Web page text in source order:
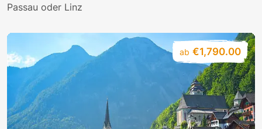
Passau oder Linz
ab €1,790.00